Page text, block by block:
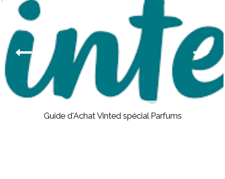
Guide d'Achat Vinted spécial Parfums